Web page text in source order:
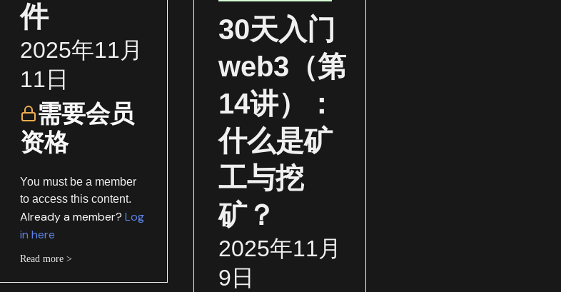
件
2025年11月
11日
需要会员
资格
You must be a member
to access this content.
Already a member? Log
in here
Read more >
30天入门
web3（第
14讲）：
什么是矿
工与挖
矿？
2025年11月
9日